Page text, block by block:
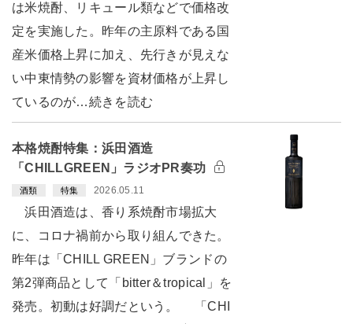
は米焼酎、リキュール類などで価格改
定を実施した。昨年の主原料である国
産米価格上昇に加え、先行きが見えな
い中東情勢の影響を資材価格が上昇し
ているのが…続きを読む
本格焼酎特集：浜田酒造
「CHILLGREEN」ラジオPR奏功
酒類 特集 2026.05.11
浜田酒造は、香り系焼酎市場拡大
に、コロナ禍前から取り組んできた。
昨年は「CHILL GREEN」ブランドの
第2弾商品として「bitter＆tropical」を
発売。初動は好調だという。 「CHI